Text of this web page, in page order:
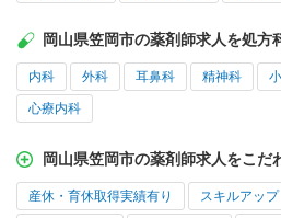
岡山県笠岡市の薬剤師求人を処方
内科 外科 耳鼻科 精神科
心療内科
岡山県笠岡市の薬剤師求人をこだ
産休・育休取得実績有り スキルアップ